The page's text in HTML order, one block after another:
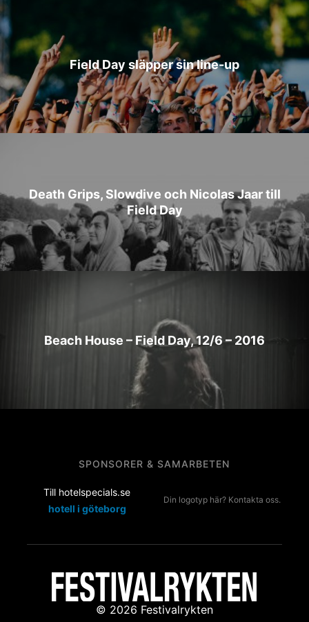
Field Day släpper sin line-up
Death Grips, Slowdive och Nicolas Jaar till
Field Day
Beach House – Field Day, 12/6 – 2016
SPONSORER & SAMARBETEN
Till hotelspecials.se
hotell i göteborg
Din logotyp här? Kontakta oss.
© 2026 Festivalrykten